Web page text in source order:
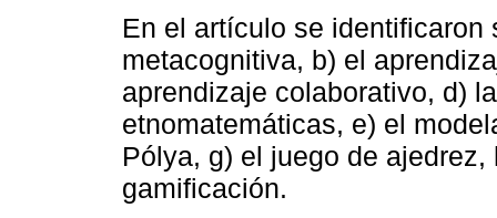
En el artículo se
metacognitiva, b) el
aprendizaje colaborativo, d)
etnomatemáticas, e) el
Pólya, g) el juego de
gamificación.